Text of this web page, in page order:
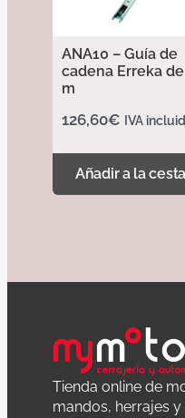
ANA10 – Guía de
cadena Erreka de
m
126,60€ IVA
Añadir a la cesta
Tienda online de
mandos, herrajes